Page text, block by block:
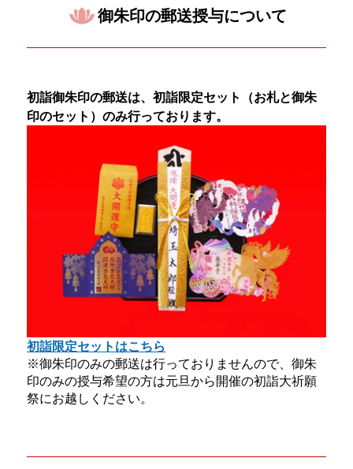
御朱印の郵送授与について
初詣御朱印の郵送は、初詣限定セット（お札と御朱
印のセット）のみ行っております。
初詣限定セットはこちら
※御朱印のみの郵送は行っておりませんので、御朱
印のみの授与希望の方は元旦から開催の初詣大祈願
祭にお越しください。